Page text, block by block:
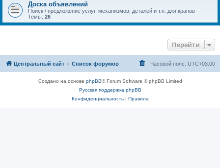
Доска объявлений
Поиск / предложение услуг, механизмов, деталей и т.п. для кранов
Темы: 26
Перейти
Центральный сайт Список форумов Часовой пояс: UTC+03:00
Создано на основе phpBB® Forum Software © phpBB Limited
Русская поддержка phpBB
Конфиденциальность| Правила